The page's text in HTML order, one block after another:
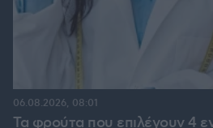
Τα φρούτα που επιλέγουν 4
06.08.2026, 08:01